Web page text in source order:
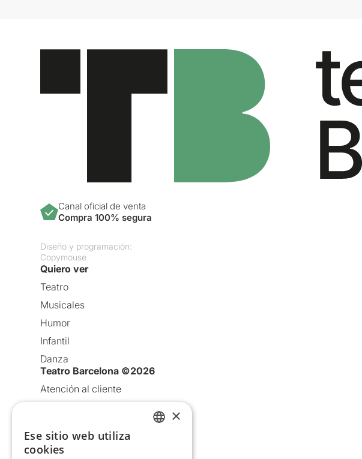
Canal oficial de venta
Compra 100% segura
Diseño y programación:
Copymouse
Quiero ver
Teatro
Musicales
Humor
Infantil
Danza
Teatro Barcelona ©2026
Atención al cliente
Política de Cookies
×
Ese sitio web utiliza
cookies